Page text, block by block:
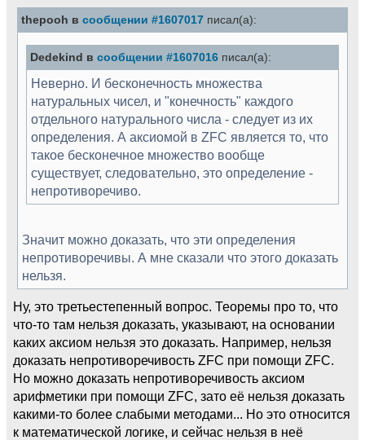
thepooh в сообщении #1607017 писал(а):
Dedekind в сообщении #1607016 писал(а):
Неверно. И бесконечность множества
натуральных чисел, и "конечность" каждого
отдельного натурального числа - следует из их
определения. А аксиомой в ZFC является то, что
такое бесконечное множество вообще
существует, следовательно, это определение -
непротиворечиво.
Значит можно доказать, что эти определения
непротиворечивы. А мне сказали что этого доказать
нельзя.
Ну, это третьестепенный вопрос. Теоремы про то, что
что-то там нельзя доказать, указывают, на основании
каких аксиом нельзя это доказать. Например, нельзя
доказать непротиворечивость ZFC при помощи ZFC.
Но можно доказать непротиворечивость аксиом
арифметики при помощи ZFC, зато её нельзя доказать
какими-то более слабыми методами... Но это относится
к математической логике, и сейчас нельзя в неё